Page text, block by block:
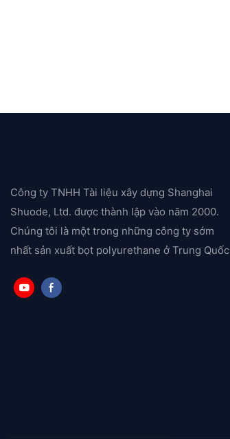
Công ty TNHH Tài liệu xây dựng Shanghai
Shuode, Ltd. được thành lập vào năm 2000.
Chúng tôi là một trong những công ty sớm
nhất sản xuất bọt polyurethane ở Trung Quốc